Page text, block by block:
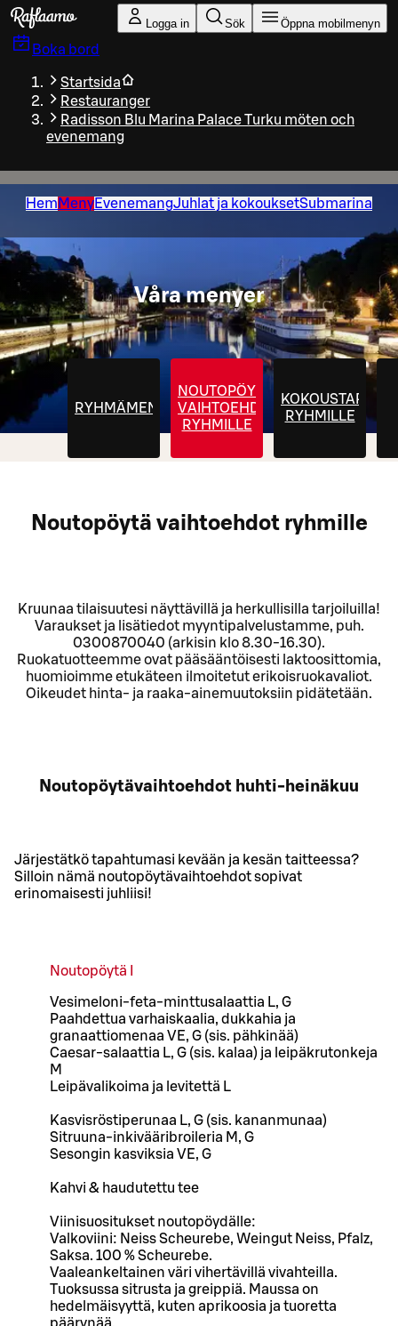
Gå till huvudinnehållet
Logga in Sök Öppna mobilmenyn
Boka bord
Startsida
Restauranger
Radisson Blu Marina Palace Turku möten och
evenemang
Hem MenyEvenemangJuhlat ja kokouksetSubmarina
Våra menyer
RYHMÄMENUT
NOUTOPÖYTÄ
VAIHTOEHDOT
RYHMILLE
RYHMILLE
Noutopöytä vaihtoehdot ryhmille
Kruunaa tilaisuutesi näyttävillä ja herkullisilla tarjoiluilla!
Varaukset ja lisätiedot myyntipalvelustamme, puh.
0300870040 (arkisin klo 8.30-16.30).
Ruokatuotteemme ovat pääsääntöisesti laktoosittomia,
huomioimme etukäteen ilmoitetut erikoisruokavaliot.
Oikeudet hinta- ja raaka-ainemuutoksiin pidätetään.
Noutopöytävaihtoehdot huhti-heinäkuu
Järjestätkö tapahtumasi kevään ja kesän taitteessa?
Silloin nämä noutopöytävaihtoehdot sopivat
erinomaisesti juhliisi!
Noutopöytä I
Vesimeloni-feta-minttusalaattia L, G
Paahdettua varhaiskaalia, dukkahia ja
granaattiomenaa VE, G (sis. pähkinää)
Caesar-salaattia L, G (sis. kalaa) ja leipäkrutonkeja
M
Leipävalikoima ja levitettä L
Kasvisröstiperunaa L, G (sis. kananmunaa)
Sitruuna-inkivääribroileria M, G
Sesongin kasviksia VE, G
Kahvi & haudutettu tee
Viinisuositukset noutopöydälle:
Valkoviini: Neiss Scheurebe, Weingut Neiss, Pfalz,
Saksa. 100 % Scheurebe.
Vaaleankeltainen väri vihertävillä vivahteilla.
Tuoksussa sitrusta ja greippiä. Maussa on
hedelmäisyyttä, kuten aprikoosia ja tuoretta